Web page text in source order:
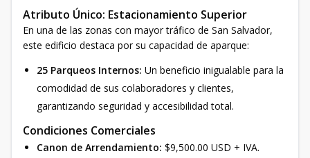
Atributo Único: Estacionamiento Superior
En una de las zonas con mayor tráfico de San Salvador,
este edificio destaca por su capacidad de aparque:
25 Parqueos Internos: Un beneficio inigualable para la
comodidad de sus colaboradores y clientes,
garantizando seguridad y accesibilidad total.
Condiciones Comerciales
Canon de Arrendamiento: $9,500.00 USD + IVA.